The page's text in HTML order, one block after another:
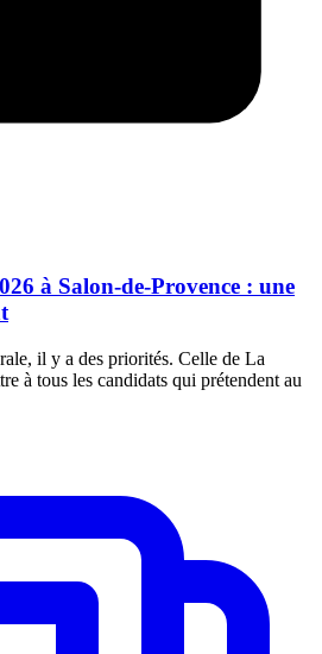
à Salon-de-Provence : une
il y a des priorités. Celle de La
à tous les candidats qui prétendent au